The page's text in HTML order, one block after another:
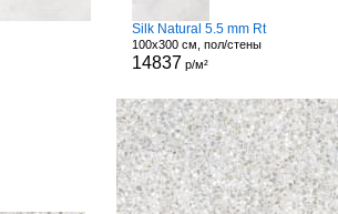
Silk Natural 5.5 mm Rt
100x300 см, пол/стены
14837 р/м²